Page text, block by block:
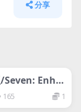
分享
网盘下载游戏
Seven: Enha
165 1